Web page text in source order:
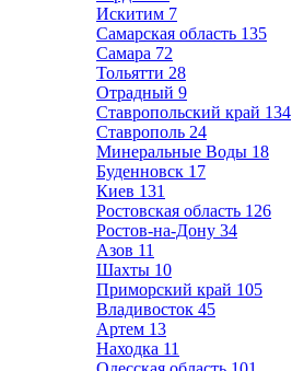
Искитим 7
Самарская область 135
Самара 72
Тольятти 28
Отрадный 9
Ставропольский край 134
Ставрополь 24
Минеральные Воды 18
Буденновск 17
Киев 131
Ростовская область 126
Ростов-на-Дону 34
Азов 11
Шахты 10
Приморский край 105
Владивосток 45
Артем 13
Находка 11